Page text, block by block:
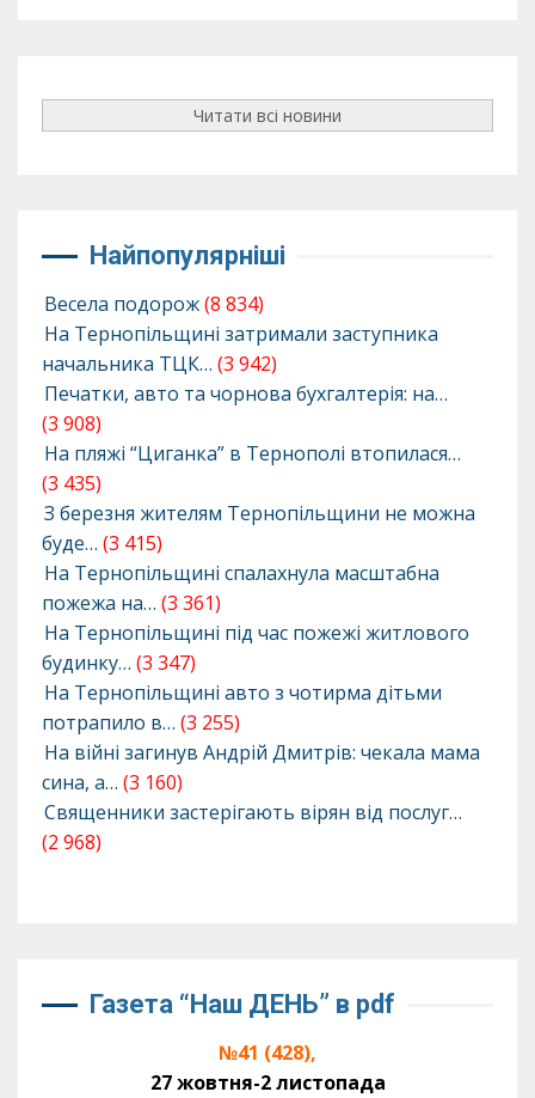
Читати всі новини
Найпопулярніші
Весела подорож(8 834)
На Тернопільщині затримали заступника
начальника ТЦК… (3 942)
Печатки, авто та чорнова бухгалтерія: на…
(3 908)
На пляжі “Циганка” в Тернополі втопилася…
(3 435)
З березня жителям Тернопільщини не можна
буде… (3 415)
На Тернопільщині спалахнула масштабна
пожежа на… (3 361)
На Тернопільщині під час пожежі житлового
будинку… (3 347)
На Тернопільщині авто з чотирма дітьми
потрапило в… (3 255)
На війні загинув Андрій Дмитрів: чекала мама
сина, а… (3 160)
Священники застерігають вірян від послуг…
(2 968)
Газета “Наш ДЕНЬ” в pdf
№41 (428),
27 жовтня-2 листопада